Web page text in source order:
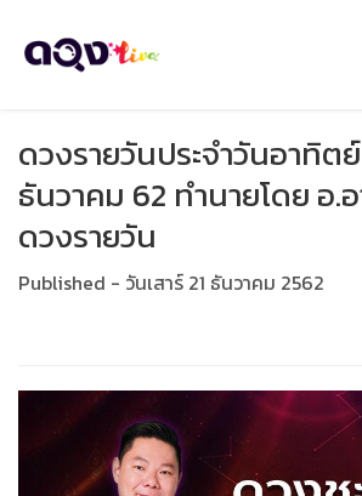
ดวงรายวันประจำวันอาทิต
ธันวาคม 62 ทำนายโดย อ.
ดวงรายวัน
Published - วันเสาร์ 21 ธันวาคม 2562